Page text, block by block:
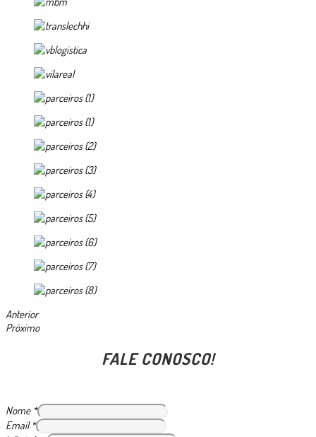
Anterior
Próximo
FALE CONOSCO!
Nome *
Email*